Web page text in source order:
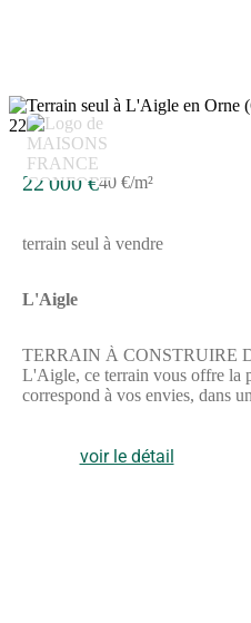
22 000 €40 €/m²
terrain seul à vendre
L'Aigle
TERRAIN À CONSTRUIRE
L'Aigle, ce terrain vous offre la
correspond à vos envies, dans
prête à accueillir votre projet
confortable, il vous permet
avec suffisamment de place
voir le détail